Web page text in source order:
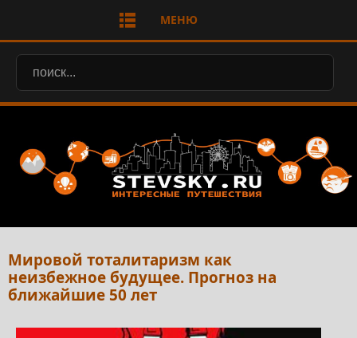
МЕНЮ
Мировой тоталитаризм как
неизбежное будущее. Прогноз на
ближайшие 50 лет